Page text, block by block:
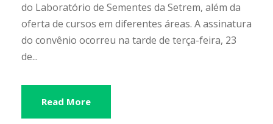
do Laboratório de Sementes da Setrem, além da
oferta de cursos em diferentes áreas. A assinatura
do convênio ocorreu na tarde de terça-feira, 23
de...
Read More